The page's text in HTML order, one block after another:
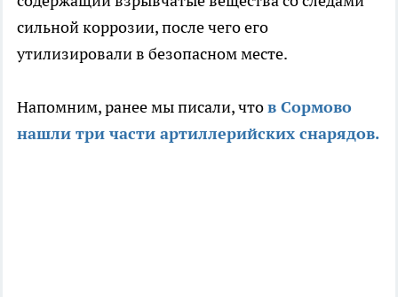
сильной коррозии, после чего его
утилизировали в безопасном месте.
Напомним, ранее мы писали, чтов Сормово
нашли три части артиллерийских снарядов.